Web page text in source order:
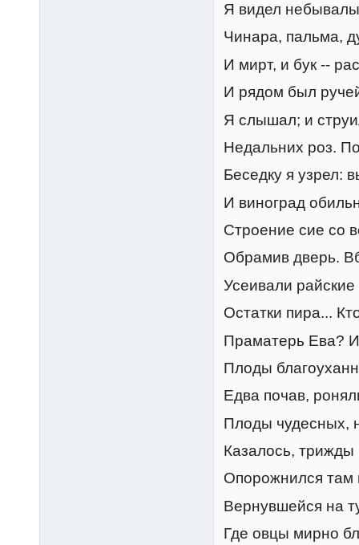
Я видел
Чинара, пальма,
И мирт, и бук --
И рядом был
Я слышал; и
Недальних роз.
Беседку я узрел:
И виноград
Строение сие со
Обрамив дверь.
Усеивали
Остатки пира...
Праматерь Ева?
Плоды
Едва почав,
Плоды чудесных,
Казалось, трижды
Опорожнился там
Вернувшейся на
Где овцы мирно